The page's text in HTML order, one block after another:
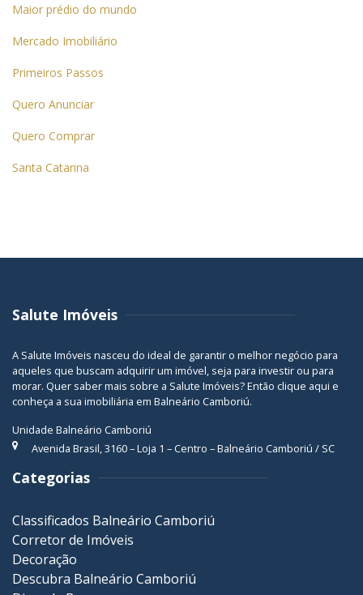
Maior prédio do mundo
Mercado Imobiliário
Primeiros Passos
Quero Anunciar
Quero Comprar
Santa Catarina
Salute Imóveis
A Salute Imóveis nasceu do ideal de garantir o melhor negócio para
aqueles que buscam adquirir um imóvel, seja para investir ou para
morar. Quer saber mais sobre a Salute Imóveis? Então clique aqui e
conheça a sua imobiliária em Balneário Camboriú.
Unidade Balneário Camboriú
Avenida Brasil, 3160 – Loja 1 – Centro – Balneário Camboriú / SC
Categorias
Classificados Balneário Camboriú
Corretor de Imóveis
Decoração
Descubra Balneário Camboriú